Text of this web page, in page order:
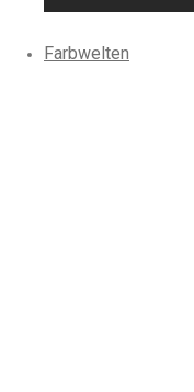
Farbwelten